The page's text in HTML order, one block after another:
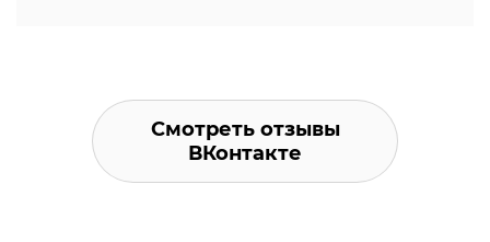
Смотреть отзывы
ВКонтакте